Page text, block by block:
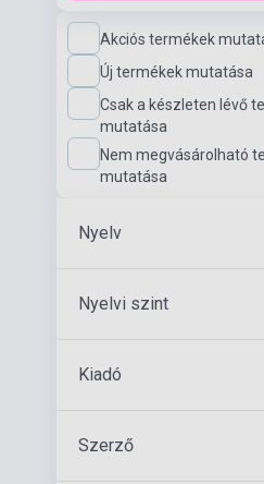
Akciós termékek
Új termékek mutatása
Csak a készleten lévő
mutatása
Nem megvásárolható
mutatása
Nyelv
Nyelvi szint
Kiadó
Szerző